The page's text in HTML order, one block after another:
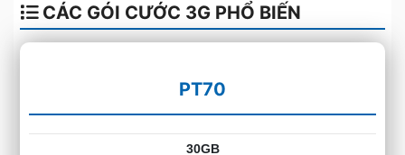
CÁC GÓI CƯỚC 3G PHỔ BIẾN
PT70
30GB